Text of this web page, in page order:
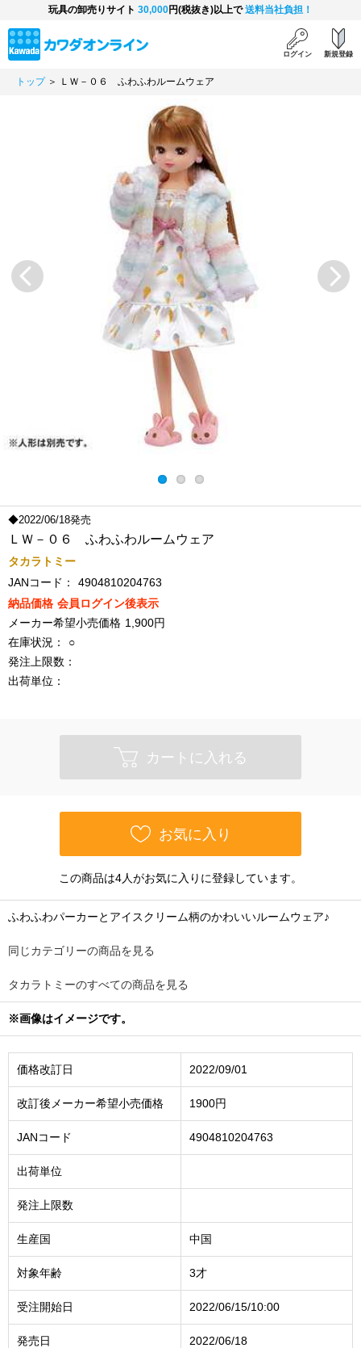
玩具の卸売りサイト 30,000円(税抜き)以上で送料当社負担！
ログイン 新規登録
トップ＞ ＬＷ－０６ ふわふわルームウェア
◆2022/06/18発売
ＬＷ－０６ ふわふわルームウェア
タカラトミー
JANコード：
4904810204763
納品価格 会員ログイン後表示
メーカー希望小売価格 1,900円
在庫状況：
○
発注上限数：
出荷単位：
カートに入れる
お気に入り
この商品は4人がお気に入りに登録しています。
ふわふわパーカーとアイスクリーム柄のかわいいルームウェア♪
同じカテゴリーの商品を見る
タカラトミーのすべての商品を見る
※画像はイメージです。
価格改訂日 2022/09/01
改訂後メーカー希望小売価格 1900円
JANコード 4904810204763
出荷単位
発注上限数
生産国 中国
対象年齢 3才
受注開始日 2022/06/15/10:00
発売日 2022/06/18